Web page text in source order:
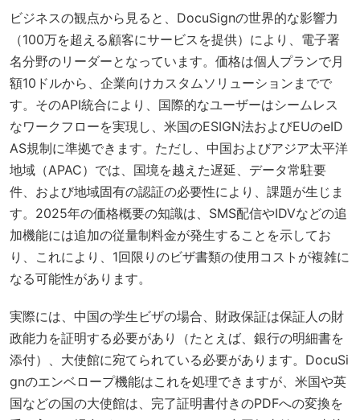
ビジネスの観点から見ると、DocuSignの世界的な影響力
（100万を超える顧客にサービスを提供）により、電子署
名分野のリーダーとなっています。価格は個人プランで月
額10ドルから、企業向けカスタムソリューションまでで
す。そのAPI統合により、国際的なユーザーはシームレス
なワークフローを実現し、米国のESIGN法およびEUのeID
AS規制に準拠できます。ただし、中国およびアジア太平洋
地域（APAC）では、国境を越えた遅延、データ常駐要
件、および地域固有の認証の必要性により、課題が生じま
す。2025年の価格概要の知識は、SMS配信やIDVなどの追
加機能には追加の従量制料金が発生することを示してお
り、これにより、1回限りのビザ書類の使用コストが複雑に
なる可能性があります。
実際には、中国の学生ビザの場合、財政保証は保証人の財
政能力を証明する必要があり（たとえば、銀行の明細書を
添付）、大使館に宛てられている必要があります。DocuSi
gnのエンベロープ機能はこれを処理できますが、米国や英
国などの国の大使館は、完了証明書付きのPDFへの変換を